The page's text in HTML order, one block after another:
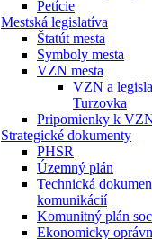
Petície
Mestská legislatíva
Štatút mesta
Symboly mesta
VZN mesta
VZN a
Turzovka
Pripomienky k
Strategické dokumenty
PHSR
Územný plán
Technická
komunikácií
Komunitný plán
Ekonomicky